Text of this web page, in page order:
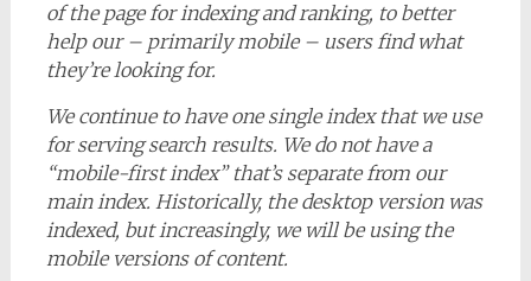
of the page for indexing and ranking, to better
help our – primarily mobile – users find what
they’re looking for.
We continue to have one single index that we use
for serving search results. We do not have a
“mobile-first index” that’s separate from our
main index. Historically, the desktop version was
indexed, but increasingly, we will be using the
mobile versions of content.